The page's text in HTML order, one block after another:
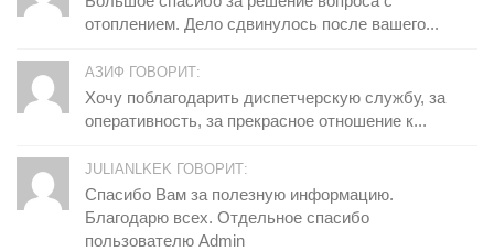
отоплением. Дело сдвинулось после вашего...
АЗИФ ГОВОРИТ:
Хочу поблагодарить диспетчерскую службу, за
оперативность, за прекрасное отношение к...
JULIANLKEK ГОВОРИТ:
Спасибо Вам за полезную информацию.
Благодарю всех. Отдельное спасибо
пользователю Admin